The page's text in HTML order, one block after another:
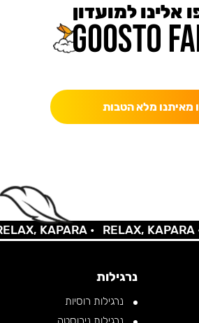
אלינו למועדון
מאיתנו מלא הטבות
KAPARA • RELAX, KAPARA •
נרגילות
נרגילות רוסיות